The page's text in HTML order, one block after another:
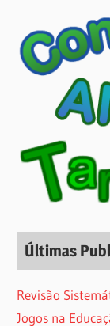
Últimas
Revisão
Jogos na